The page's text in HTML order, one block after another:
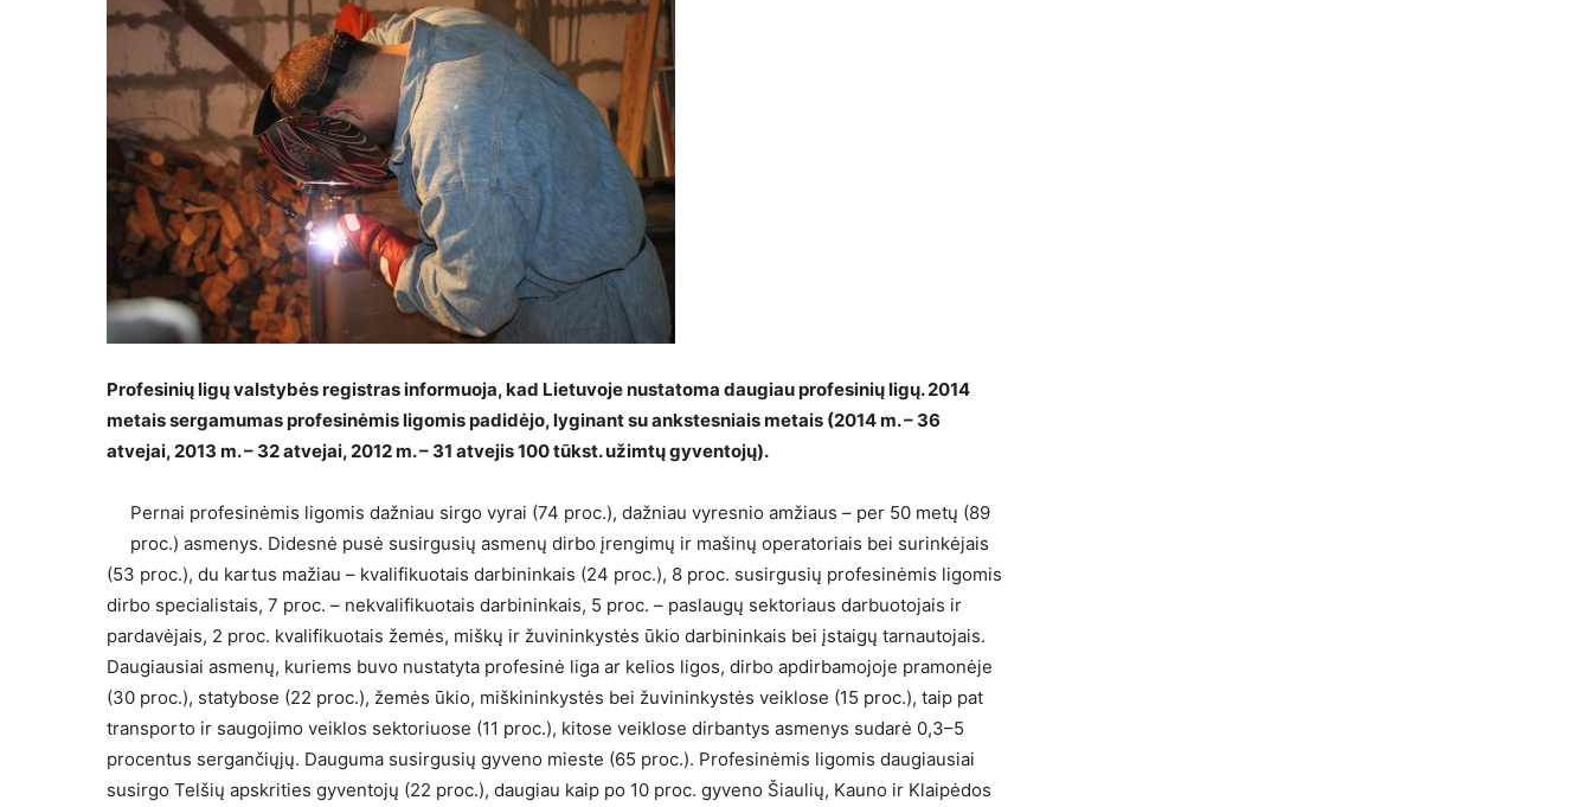
Profesinių ligų valstybės registras informuoja, kad Lietuvoje nustatoma daugiau profesinių ligų. 2014
metais sergamumas profesinėmis ligomis padidėjo, lyginant su ankstesniais metais (2014 m. – 36
atvejai, 2013 m. – 32 atvejai, 2012 m. – 31 atvejis 100 tūkst. užimtų gyventojų).
Pernai profesinėmis ligomis dažniau sirgo vyrai (74 proc.), dažniau vyresnio amžiaus – per 50 metų (89
proc.) asmenys. Didesnė pusė susirgusių asmenų dirbo įrengimų ir mašinų operatoriais bei surinkėjais
(53 proc.), du kartus mažiau – kvalifikuotais darbininkais (24 proc.), 8 proc. susirgusių profesinėmis ligomis
dirbo specialistais, 7 proc. – nekvalifikuotais darbininkais, 5 proc. – paslaugų sektoriaus darbuotojais ir
pardavėjais, 2 proc. kvalifikuotais žemės, miškų ir žuvininkystės ūkio darbininkais bei įstaigų tarnautojais.
Daugiausiai asmenų, kuriems buvo nustatyta profesinė liga ar kelios ligos, dirbo apdirbamojoje pramonėje
(30 proc.), statybose (22 proc.), žemės ūkio, miškininkystės bei žuvininkystės veiklose (15 proc.), taip pat
transporto ir saugojimo veiklos sektoriuose (11 proc.), kitose veiklose dirbantys asmenys sudarė 0,3–5
procentus sergančiųjų. Dauguma susirgusių gyveno mieste (65 proc.). Profesinėmis ligomis daugiausiai
susirgo Telšių apskrities gyventojų (22 proc.), daugiau kaip po 10 proc. gyveno Šiaulių, Kauno ir Klaipėdos